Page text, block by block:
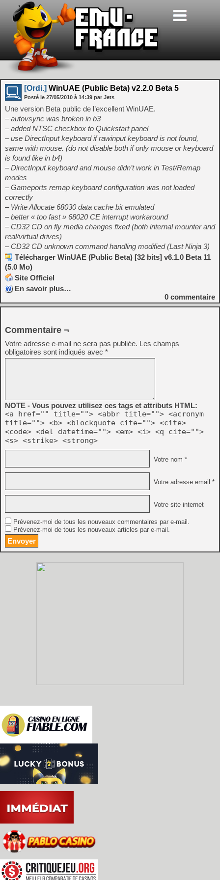
[Ordi.] WinUAE (Public Beta) v2.2.0 Beta 5
Posté le 27/05/2010 à 14:39 par Jets
Une version Beta public de l’excellent WinUAE.
– autovsync was broken in b3
– added NTSC checkbox to Quickstart panel
– use DirectInput keyboard if rawinput keyboard is not found,
same with mouse. (do not disable both if only mouse or keyboard
is found like in b4)
– DirectInput keyboard and mouse didn’t work in Test/Remap
modes
– Gameports remap keyboard configuration was not loaded
correctly
– Write Allocate 68030 data cache bit emulated
– better « too fast » 68020 CE interrupt workaround
– CD32 CD on fly media changes fixed (both internal mounter and
real/virtual drives)
– CD32 CD unknown command handling modified (Last Ninja 3)
Télécharger WinUAE (Public Beta) [32 bits] v6.1.0 Beta 11
(5.0 Mo)
Site Officiel
En savoir plus…
0 commentaire
Commentaire ¬
Votre adresse e-mail ne sera pas publiée. Les champs
obligatoires sont indiqués avec *
NOTE - Vous pouvez utilisez ces tags et attributs HTML:
<a href="" title=""> <abbr title=""> <acronym
title=""> <b> <blockquote cite=""> <cite>
<code> <del datetime=""> <em> <i> <q cite="">
<s> <strike> <strong>
Votre nom *
Votre adresse email *
Votre site internet
Prévenez-moi de tous les nouveaux commentaires par e-mail.
Prévenez-moi de tous les nouveaux articles par e-mail.